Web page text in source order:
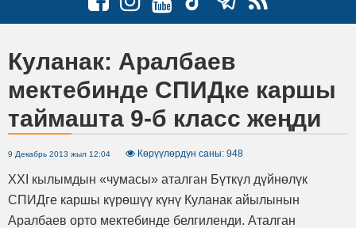
Куланак: Аралбаев
мектебинде СПИДке каршы
таймашта 9-б класс жеңди
9 Декабрь 2013 жыл 12:04 Көрүүлөрдүн саны: 948
XXI кылымдын «чумасы» аталган Бүткүл дүйнөлүк
СПИДге каршы күрөшүү күнү Куланак айылынын
Аралбаев орто мектебинде белгиленди. Аталган